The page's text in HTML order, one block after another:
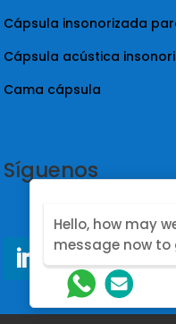
Cápsula insonorizada
Cápsula acústica
Cama cápsula
Síguenos
Hello, how may
message now